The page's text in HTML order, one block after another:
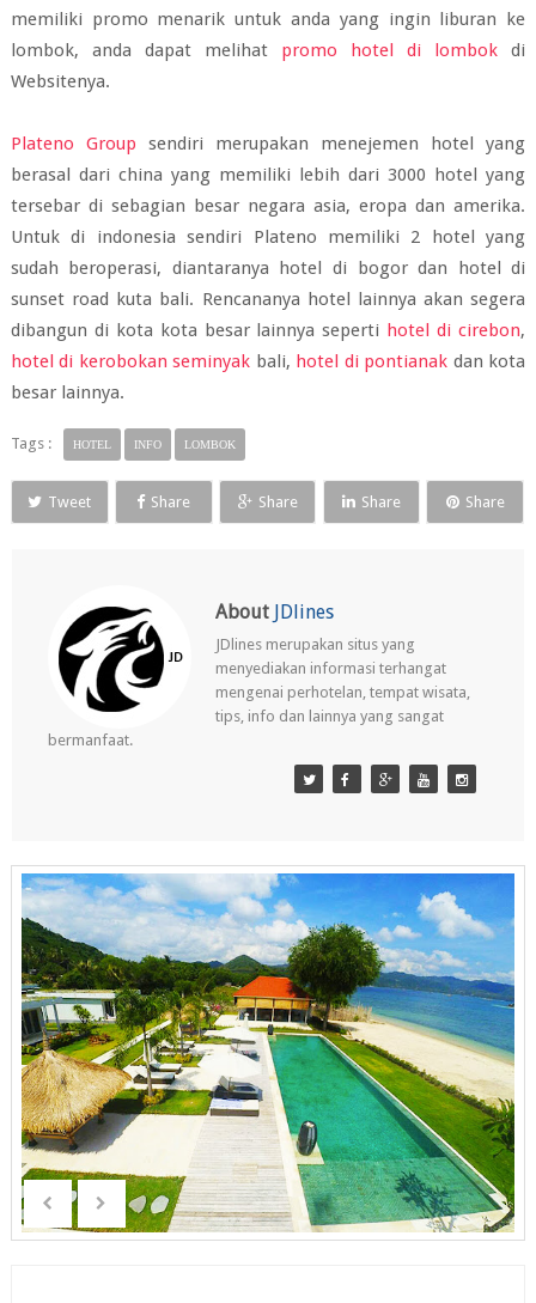
memiliki promo menarik untuk anda yang ingin liburan ke
lombok, anda dapat melihat promo hotel di lombok di
Websitenya.
Plateno Group sendiri merupakan menejemen hotel yang
berasal dari china yang memiliki lebih dari 3000 hotel yang
tersebar di sebagian besar negara asia, eropa dan amerika.
Untuk di indonesia sendiri Plateno memiliki 2 hotel yang
sudah beroperasi, diantaranya hotel di bogor dan hotel di
sunset road kuta bali. Rencananya hotel lainnya akan segera
dibangun di kota kota besar lainnya seperti hotel di cirebon,
hotel di kerobokan seminyak bali, hotel di pontianak dan kota
besar lainnya.
Tags : HOTEL INFO LOMBOK
Tweet Share Share Share Share
About JDlines
JDlines merupakan situs yang
menyediakan informasi terhangat
mengenai perhotelan, tempat wisata,
tips, info dan lainnya yang sangat
bermanfaat.